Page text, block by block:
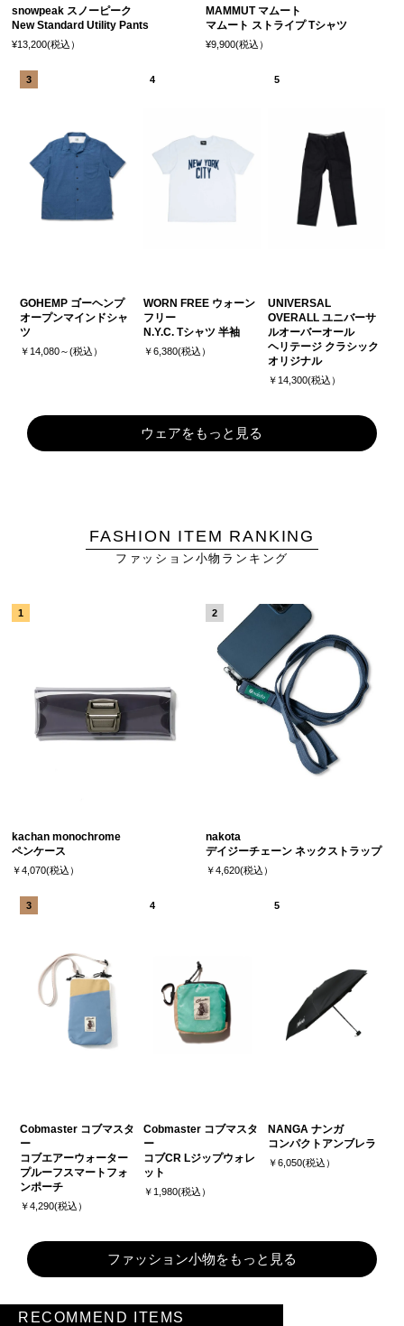
snowpeak スノーピーク
New Standard Utility Pants
¥13,200(税込）
MAMMUT マムート
マムート ストライプ Tシャツ
¥9,900(税込）
GOHEMP ゴーヘンプ
オープンマインドシャ
ツ
￥14,080～(税込）
WORN FREE ウォーン
フリー
N.Y.C. Tシャツ 半袖
￥6,380(税込）
UNIVERSAL
OVERALL ユニバーサ
ルオーバーオール
ヘリテージ クラシック
オリジナル
￥14,300(税込）
ウェアをもっと見る
FASHION ITEM RANKING
ファッション小物ランキング
kachan monochrome
ペンケース
￥4,070(税込）
nakota
デイジーチェーン ネックストラップ
￥4,620(税込）
Cobmaster コブマスタ
ー
コブエアーウォーター
プルーフスマートフォ
ンポーチ
￥4,290(税込）
Cobmaster コブマスタ
ー
コブCR Lジップウォレ
ット
￥1,980(税込）
NANGA ナンガ
コンパクトアンブレラ
￥6,050(税込）
ファッション小物をもっと見る
RECOMMEND ITEMS